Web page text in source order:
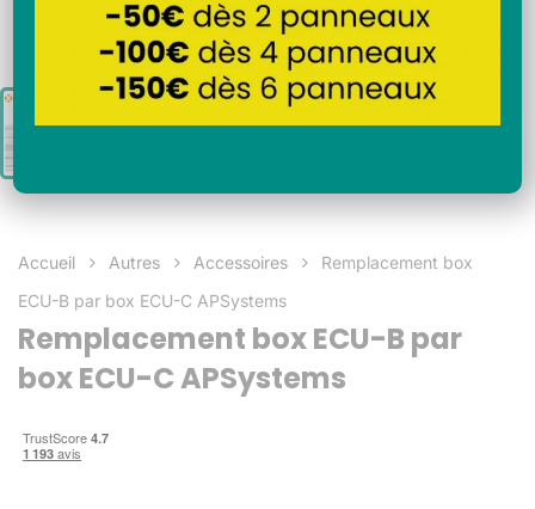
Accueil Autres Accessoires
Remplacement box
ECU-B par box ECU-C APSystems
Remplacement box ECU-B par
box ECU-C APSystems